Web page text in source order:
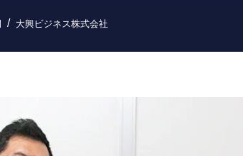
大興ビジネス株式会社